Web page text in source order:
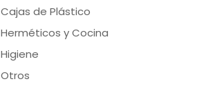
Cajas de Plástico
Herméticos y Cocina
Higiene
Otros